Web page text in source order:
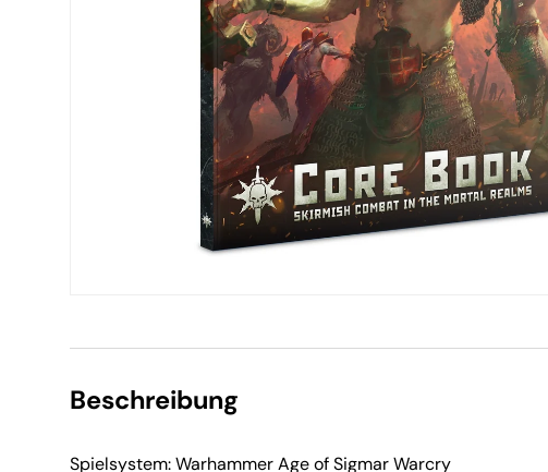
Beschreibung
Spielsystem: Warhammer Age of Sigmar Warcry